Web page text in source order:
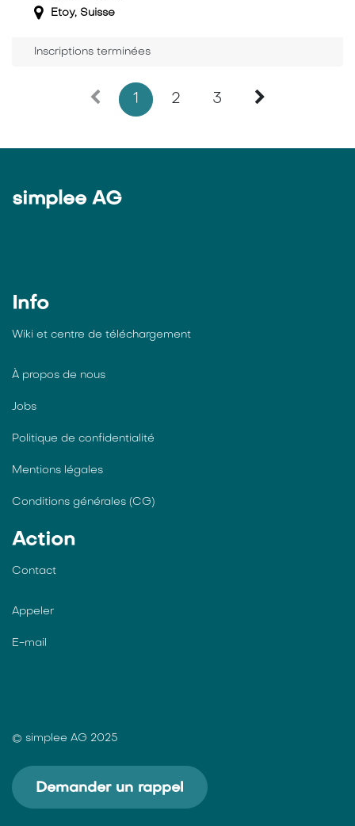
Etoy, Suisse
Inscriptions terminées
1 2 3
simplee AG
Info
Wiki et centre de téléchargement
À propos de nous
Jobs
Politique de confidentialité
Mentions légales
Conditions générales (CG)
Action
Contact
Appeler
E-mail
© simplee AG 2025
Demander un rappel